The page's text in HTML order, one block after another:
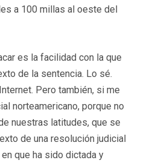
a 100 millas al oeste del
es la facilidad con la que
de la sentencia. Lo sé.
Pero también, si me
norteamericano, porque no
nuestras latitudes, que se
de una resolución judicial
que ha sido dictada y